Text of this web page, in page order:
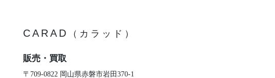
CARAD （カラッド）
販売・買取
〒709-0822 岡山県赤磐市岩田370-1